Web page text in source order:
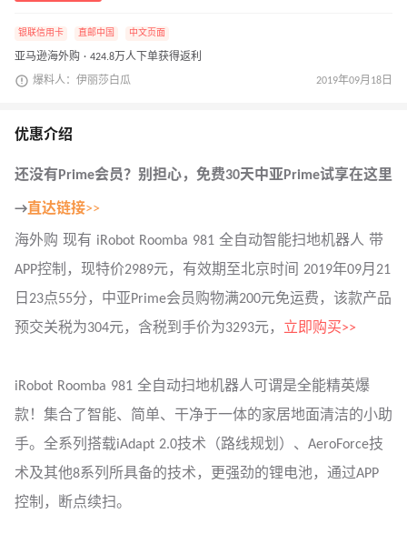
银联信用卡 直邮中国 中文页面
亚马逊海外购 · 424.8万人下单获得返利
爆料人：伊丽莎白瓜 2019年09月18日
优惠介绍
还没有 Prime会员？别担心，免费30天中亚Prime试享在这里
→ 直达链接>>
海外购 现有 iRobot Roomba 981 全自动智能扫地机器人 带
APP控制，现特价2989元，有效期至北京时间 2019年09月21
日23点55分，中亚Prime会员购物满200元免运费，该款产品
预交关税为304元，含税到手价为3293元， 立即购买>>
iRobot Roomba 981 全自动扫地机器人可谓是全能精英爆
款！集合了智能、简单、干净于一体的家居地面清洁的小助
手。全系列搭载iAdapt 2.0技术（路线规划）、AeroForce技
术及其他8系列所具备的技术，更强劲的锂电池，通过APP
控制，断点续扫。